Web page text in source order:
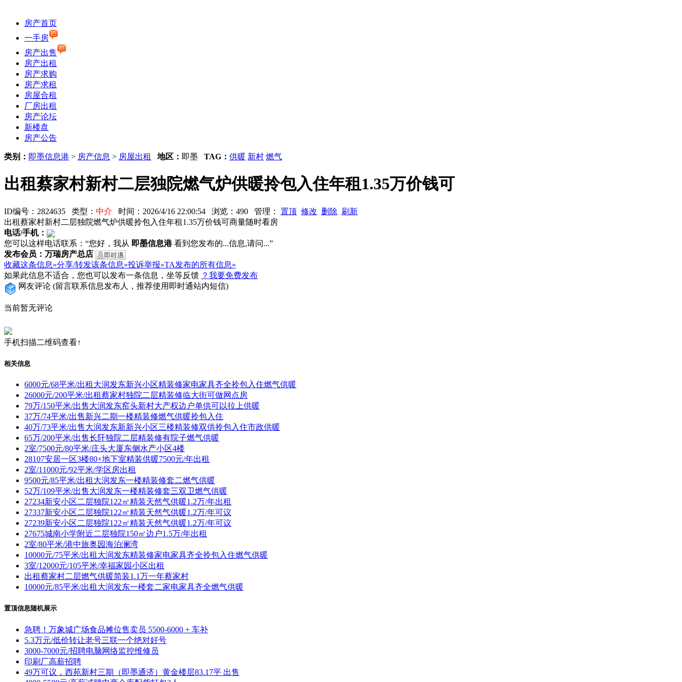
房产首页
一手房
房产出售
房产出租
房产求购
房产求租
房屋合租
厂房出租
房产论坛
新楼盘
房产公告
类别： 即墨信息港 > 房产信息 > 房屋出租 地区： 即墨 TAG： 供暖 新村 燃气
出租蔡家村新村二层独院燃气炉供暖拎包入住年租1.35万价钱可
ID编号：2824635 类型： 中介 时间：2026/4/16 22:00:54 浏览：490 管理： 置顶 修改 删除 刷新
出租蔡家村新村二层独院燃气炉供暖拎包入住年租1.35万价钱可商量随时看房
电话/手机：
您可以这样电话联系：“您好，我从 即墨信息港看到您发布的...信息,请问...”
发布会员：万瑞房产总店
收藏这条信息»分享/转发该条信息»投诉举报»TA发布的所有信息»
如果此信息不适合，您也可以发布一条信息，坐等反馈 ？我要免费发布
网友评论 (留言联系信息发布人，推荐使用即时通站内短信)
当前暂无评论
手机扫描二维码查看↑
相关信息
6000元/68平米/出租大润发东新兴小区精装修家电家具齐全拎包入住燃气供暖
26000元/200平米/出租蔡家村独院二层精装修临大街可做网点房
79万/150平米/出售大润发东窑头新村大产权边户单供可以拉上供暖
37万/74平米/出售新兴二期一楼精装修燃气供暖拎包入住
40万/73平米/出售大润发东新新兴小区三楼精装修双供拎包入住市政供暖
65万/200平米/出售长阡独院二层精装修有院子燃气供暖
2室/7500元/80平米/庄头大厦东侧水产小区4楼
28107安居一区3楼80+地下室精装供暖7500元/年出租
2室/11000元/92平米/学区房出租
9500元/85平米/出租大润发东一楼精装修套二燃气供暖
52万/109平米/出售大润发东一楼精装修套三双卫燃气供暖
27234新安小区二层独院122㎡精装天然气供暖1.2万/年出租
27337新安小区二层独院122㎡精装天然气供暖1.2万/年可议
27239新安小区二层独院122㎡精装天然气供暖1.2万/年可议
27675城南小学附近二层独院150㎡边户1.5万/年出租
2室/80平米/港中旅奥园海泊澜湾
10000元/75平米/出租大润发东精装修家电家具齐全拎包入住燃气供暖
3室/12000元/105平米/幸福家园小区出租
出租蔡家村二层燃气供暖简装1.1万一年蔡家村
10000元/85平米/出租大润发东一楼套二家电家具齐全燃气供暖
置顶信息随机展示
急聘！万象城广场食品摊位售卖员 5500-6000 + 车补
5.3万元/低价转让老号三联一个绝对好号
3000-7000元/招聘电脑网络监控维修员
印刷厂高薪招聘
49万可议，西苑新村三期（即墨通济）黄金楼层83.17平 出售